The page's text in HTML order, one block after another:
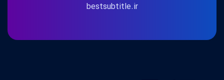
bestsubtitle.ir